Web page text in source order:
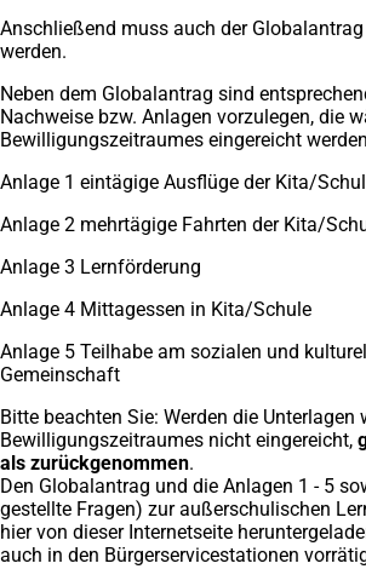
Anschließend muss auch der
werden.
Neben dem Globalantrag sind
Nachweise bzw. Anlagen vorzulegen, die
Bewilligungszeitraumes eingereicht
Anlage 1 eintägige Ausflüge der Kita/
Anlage 2 mehrtägige Fahrten der Kita/
Anlage 3 Lernförderung
Anlage 4 Mittagessen in Kita/Schule
Anlage 5 Teilhabe am sozialen und
Gemeinschaft
Bitte beachten Sie: Werden die Unterlagen
Bewilligungszeitraumes nicht eingereicht,
als zurückgenommen.
Den Globalantrag und die Anlagen 1 - 5
gestellte Fragen) zur außerschulischen
hier von dieser Internetseite
auch in den Bürgerservicestationen